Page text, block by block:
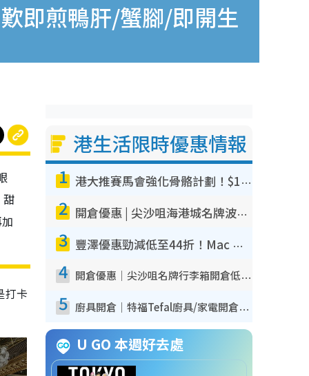
即煎鴨肝/蟹腳/即開生
甜
打卡
港生活限時優惠情報
1 港大推賽馬會強化骨骼計劃！$100骨質密度X光檢查 完成免費運動訓練送超市禮券！附參加資格
2 開倉優惠 | 尖沙咀海港城名牌波鞋開倉低至1折！On鞋$899起／Joy&Peace鞋履$98起
3 豐澤優惠勁減低至44折！Mac mini/iPhone17Pro大減價！廚房家電$220起
4 開倉優惠｜尖沙咀名牌行李箱開倉低至4折！一連5日 American Tourister/ace./Hallmark $200起！
5 廚具開倉｜特福Tefal廚具/家電開倉低至3折！$220起買平底鍋/炒鑊/湯煲！電飯煲/吸塵機/燙斗$418起
U GO 本週好去處